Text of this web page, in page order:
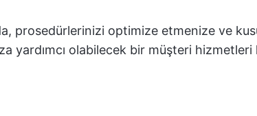
prosedürlerinizi optimize etmenize ve
yardımcı olabilecek bir müşteri